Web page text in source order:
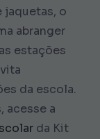
jaquetas, o
abranger
estações
da escola.
acesse a
da Kit